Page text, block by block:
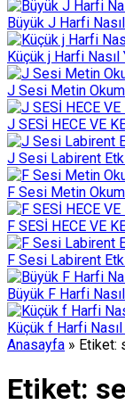
Büyük J Harfi
Küçük j Harfi Nasıl
J Sesi Metin
J SESİ HECE VE
J Sesi Labirent
F Sesi Metin
F SESİ HECE VE
F Sesi Labirent
Büyük F Harfi
Küçük f Harfi
Anasayfa » Etiket:
Etiket: